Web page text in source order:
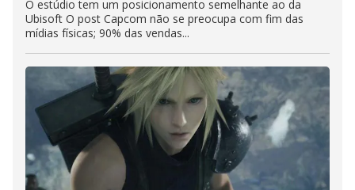
O estúdio tem um posicionamento semelhante ao da
Ubisoft O post Capcom não se preocupa com fim das
mídias físicas; 90% das vendas...